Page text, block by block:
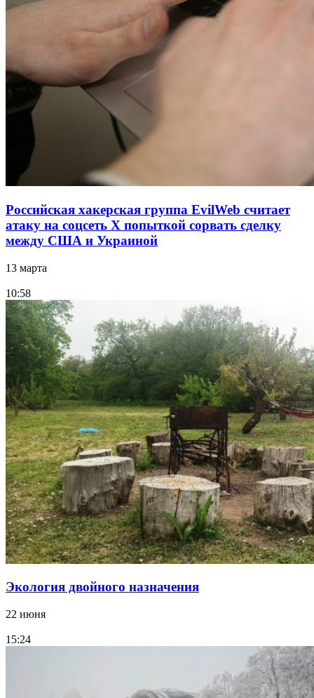
Российская хакерская группа EvilWeb считает
атаку на соцсеть Х попыткой сорвать сделку
между США и Украиной
13 марта
10:58
Экология двойного назначения
22 июня
15:24